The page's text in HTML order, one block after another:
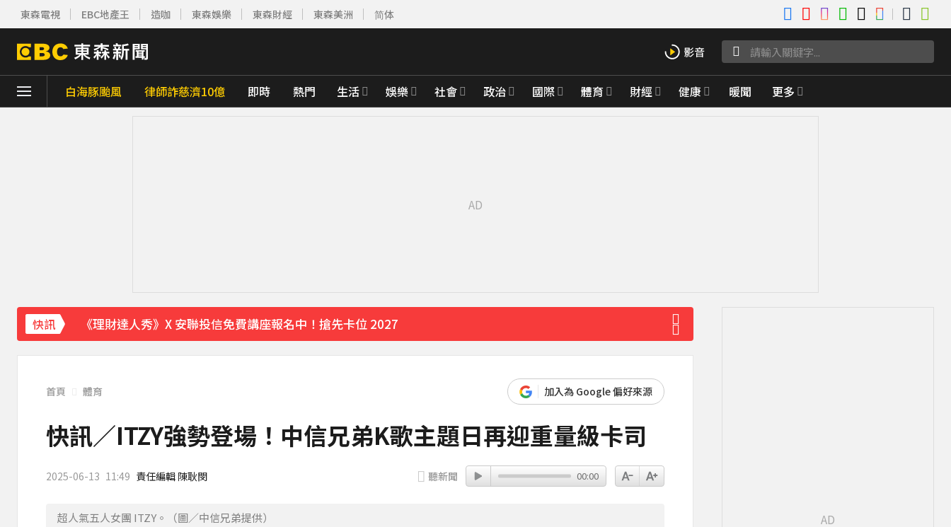
東森電視 EBC地產王 造咖 東森娛樂 東森財經 東森美洲 简体
白海豚颱風 律師詐慈濟10億 即時 熱門 生活 娛樂 社會 政治 國際 體育 財經 健康 暖聞 更多
快訊
《理財達人秀》X 安聯投信免費講座報名中！搶先卡位 2027
下載東森App，隨時掌握天下大小事！
白海豚暴風圈到家門口了！今晚起豪雨狂炸
首頁 體育 加入為 Google 偏好來源
快訊／ITZY強勢登場！中信兄弟K歌主題日再迎重量級卡司
2025-06-13 11:49 責任編輯 陳耿閔 聽新聞 00:00
超人氣五人女團 ITZY。（圖／中信兄弟提供）